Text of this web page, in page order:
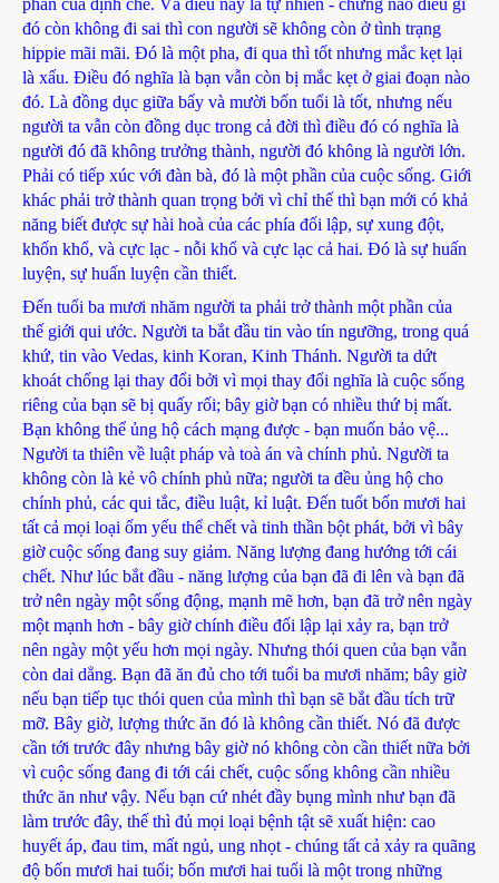
phần của định chế. Và điều này là tự nhiên - chừng nào điều gì
đó còn không đi sai thì con người sẽ không còn ở tình trạng
hippie mãi mãi. Đó là một pha, đi qua thì tốt nhưng mắc kẹt lại
là xấu. Điều đó nghĩa là bạn vẫn còn bị mắc kẹt ở giai đoạn nào
đó. Là đồng dục giữa bẩy và mười bốn tuổi là tốt, nhưng nếu
người ta vẫn còn đồng dục trong cả đời thì điều đó có nghĩa là
người đó đã không trưởng thành, người đó không là người lớn.
Phải có tiếp xúc với đàn bà, đó là một phần của cuộc sống. Giới
khác phải trở thành quan trọng bởi vì chỉ thế thì bạn mới có khả
năng biết được sự hài hoà của các phía đối lập, sự xung đột,
khốn khổ, và cực lạc - nỗi khổ và cực lạc cả hai. Đó là sự huấn
luyện, sự huấn luyện cần thiết.
Đến tuổi ba mươi nhăm người ta phải trở thành một phần của
thế giới qui ước. Người ta bắt đầu tin vào tín ngưỡng, trong quá
khứ, tin vào Vedas, kinh Koran, Kinh Thánh. Người ta dứt
khoát chống lại thay đổi bởi vì mọi thay đổi nghĩa là cuộc sống
riêng của bạn sẽ bị quấy rối; bây giờ bạn có nhiều thứ bị mất.
Bạn không thể ủng hộ cách mạng được - bạn muốn bảo vệ...
Người ta thiên về luật pháp và toà án và chính phủ. Người ta
không còn là kẻ vô chính phủ nữa; người ta đều ủng hộ cho
chính phủ, các qui tắc, điều luật, kỉ luật. Đến tuổt bốn mươi hai
tất cả mọi loại ốm yếu thể chết và tinh thần bột phát, bởi vì bây
giờ cuộc sống đang suy giảm. Năng lượng đang hướng tới cái
chết. Như lúc bắt đầu - năng lượng của bạn đã đi lên và bạn đã
trở nên ngày một sống động, mạnh mẽ hơn, bạn đã trở nên ngày
một mạnh hơn - bây giờ chính điều đối lập lại xảy ra, bạn trở
nên ngày một yếu hơn mọi ngày. Nhưng thói quen của bạn vẫn
còn dai dẳng. Bạn đã ăn đủ cho tới tuổi ba mươi nhăm; bây giờ
nếu bạn tiếp tục thói quen của mình thì bạn sẽ bắt đầu tích trữ
mỡ. Bây giờ, lượng thức ăn đó là không cần thiết. Nó đã được
cần tới trước đây nhưng bây giờ nó không còn cần thiết nữa bởi
vì cuộc sống đang đi tới cái chết, cuộc sống không cần nhiều
thức ăn như vậy. Nếu bạn cứ nhét đầy bụng mình như bạn đã
làm trước đây, thế thì đủ mọi loại bệnh tật sẽ xuất hiện: cao
huyết áp, đau tim, mất ngủ, ung nhọt - chúng tất cả xảy ra quãng
độ bốn mươi hai tuổi; bốn mươi hai tuổi là một trong những